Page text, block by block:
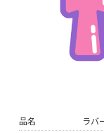
品名
ラバ